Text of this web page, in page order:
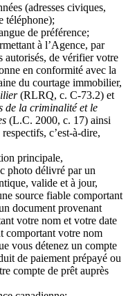
(adresses civiques,
téléphone);
de préférence;
à l’Agence, par
autorisés, de vérifier votre
en conformité avec la
du courtage immobilier,
(RLRQ, c. C-73.2) et
de la criminalité et le
(L.C. 2000, c. 17) ainsi
c’est-à-dire,
principale,
photo délivré par un
valide et à jour,
source fiable comportant
document provenant
votre nom et votre date
comportant votre nom
vous détenez un compte
de paiement prépayé ou
compte de prêt auprès